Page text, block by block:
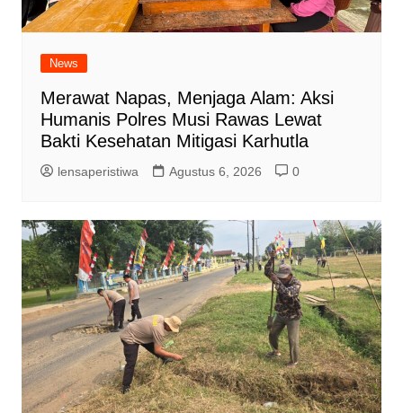
News
Merawat Napas, Menjaga Alam: Aksi
Humanis Polres Musi Rawas Lewat
Bakti Kesehatan Mitigasi Karhutla
lensaperistiwa Agustus 6, 2026 0